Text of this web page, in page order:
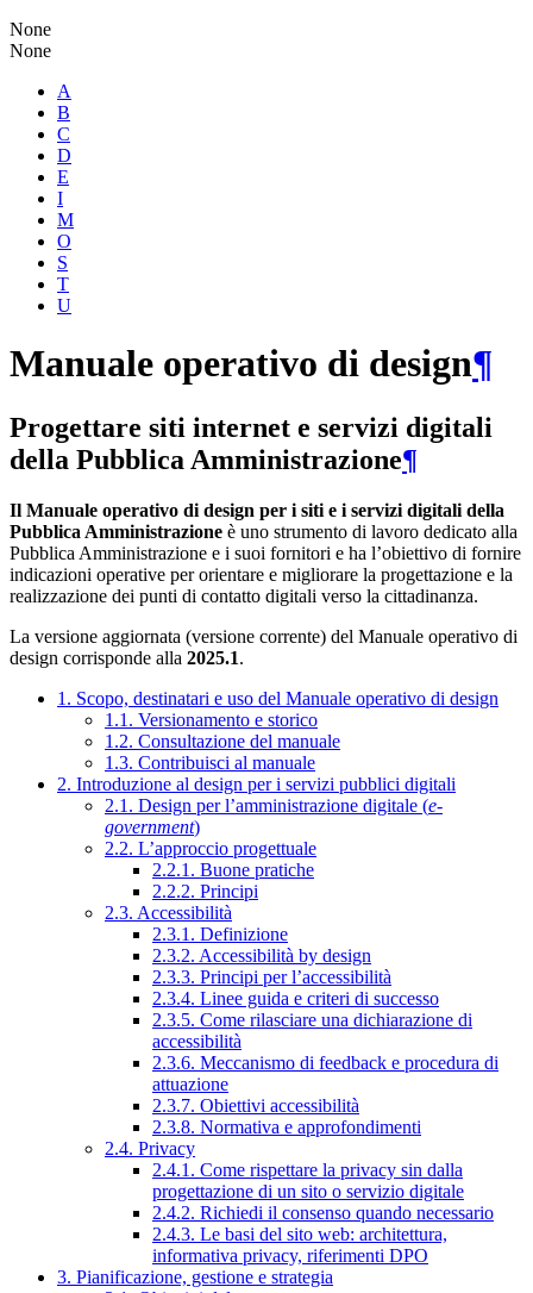
None
None
A
B
C
D
E
I
M
O
S
T
U
Manuale operativo di design¶
Progettare siti internet e servizi digitali
della Pubblica Amministrazione¶
Il Manuale operativo di design per i siti e i servizi digitali della
Pubblica Amministrazione è uno strumento di lavoro dedicato alla
Pubblica Amministrazione e i suoi fornitori e ha l’obiettivo di fornire
indicazioni operative per orientare e migliorare la progettazione e la
realizzazione dei punti di contatto digitali verso la cittadinanza.
La versione aggiornata (versione corrente) del Manuale operativo di
design corrisponde alla 2025.1.
1. Scopo, destinatari e uso del Manuale operativo di design
1.1. Versionamento e storico
1.2. Consultazione del manuale
1.3. Contribuisci al manuale
2. Introduzione al design per i servizi pubblici digitali
2.1. Design per l’amministrazione digitale (e-
government)
2.2. L’approccio progettuale
2.2.1. Buone pratiche
2.2.2. Principi
2.3. Accessibilità
2.3.1. Definizione
2.3.2. Accessibilità by design
2.3.3. Principi per l’accessibilità
2.3.4. Linee guida e criteri di successo
2.3.5. Come rilasciare una dichiarazione di
accessibilità
2.3.6. Meccanismo di feedback e procedura di
attuazione
2.3.7. Obiettivi accessibilità
2.3.8. Normativa e approfondimenti
2.4. Privacy
2.4.1. Come rispettare la privacy sin dalla
progettazione di un sito o servizio digitale
2.4.2. Richiedi il consenso quando necessario
2.4.3. Le basi del sito web: architettura,
informativa privacy, riferimenti DPO
3. Pianificazione, gestione e strategia